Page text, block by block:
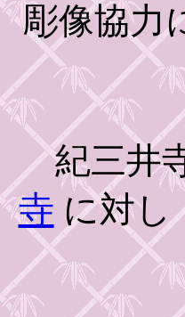
彫像協力
紀三井
寺 に対し